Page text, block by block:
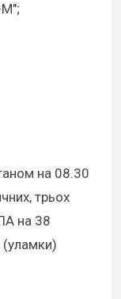
М";
на 08.30
трьох
на 38
(уламки)